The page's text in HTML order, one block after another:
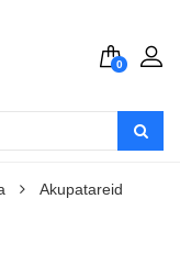
0
Akupatareid